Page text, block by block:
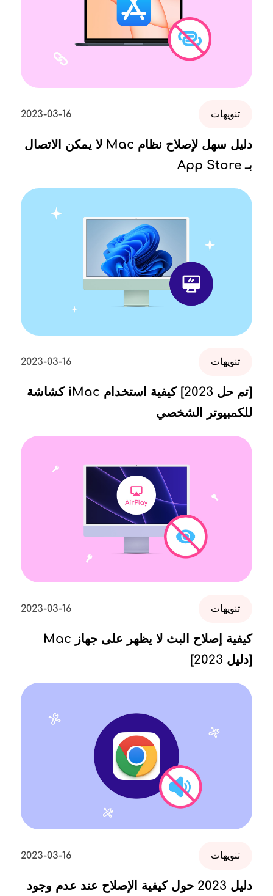
تنويهات 2023-03-16
دليل سهل لإصلاح نظام Mac لا يمكن الاتصال
بـ App Store
تنويهات 2023-03-16
[تم حل 2023] كيفية استخدام iMac كشاشة
للكمبيوتر الشخصي
تنويهات 2023-03-16
كيفية إصلاح البث لا يظهر على جهاز Mac
[دليل 2023]
تنويهات 2023-03-16
دليل 2023 حول كيفية الإصلاح عند عدم وجود